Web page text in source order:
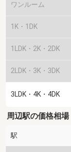
ワンルーム
1K・1DK
1LDK・2K・2DK
2LDK・3K・3DK
3LDK・4K・4DK
周辺駅の価格相場
駅